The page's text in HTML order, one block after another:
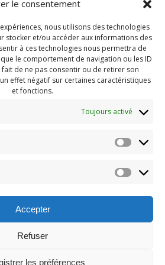
le consentement
nous utilisons des technologies
stocker et/ou accéder aux informations des
à ces technologies nous permettra de
le comportement de navigation ou les ID
fait de ne pas consentir ou de retirer son
effet négatif sur certaines caractéristiques
et fonctions.
Toujours activé
Accepter
Refuser
les préférences